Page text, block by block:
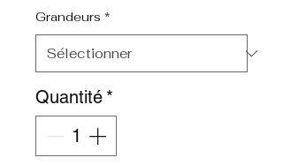
Grandeurs *
Quantité *